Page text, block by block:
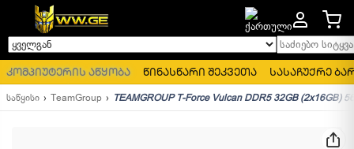
ყველგან საძიებო
კომპიუტერის აწყობა წინასწარი შეკვეთა სასაჩუქრე
საწყისი TeamGroup TEAMGROUP T-Force Vulcan DDR5 32GB (2x16GB)